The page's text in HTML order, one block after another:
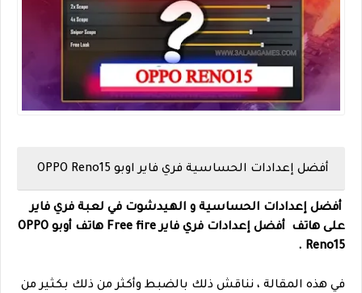
أفضل إعدادات الحساسية فري فاير اوبو OPPO Reno15
أفضل إعدادات الحساسية و الهيدشوت في لعبة فري فاير
على هاتف
أفضل إعدادات فري فاير Free fire
هاتف أوبو OPPO
Reno15 .
في هذه المقالة ، نناقش ذلك بالضبط وأكثر من ذلك بكثير من